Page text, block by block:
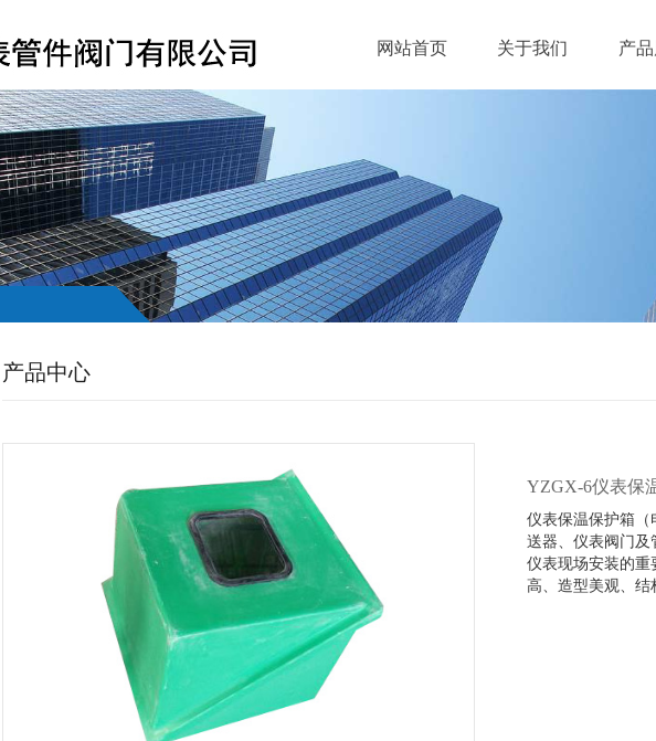
网站首页 关于我们 产
产品中心
YZGX-6仪表保
仪表保温保护箱（
送器、仪表阀门及
仪表现场安装的重
高、造型美观、结